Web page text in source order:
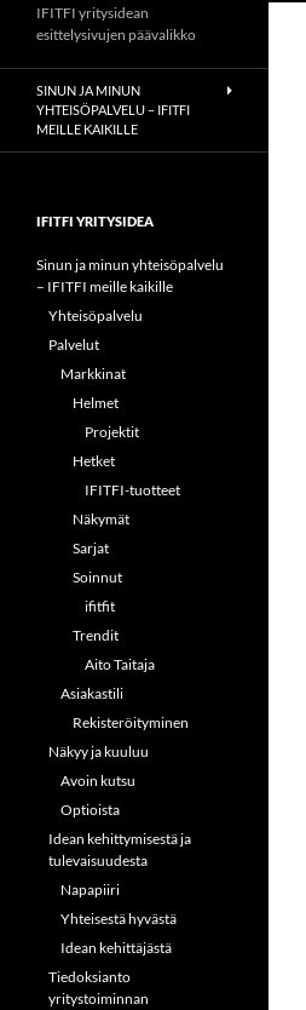
IFITFI yritysidean
esittelysivujen päävalikko
SINUN JA MINUN
YHTEISÖPALVELU – IFITFI
MEILLE KAIKILLE
IFITFI YRITYSIDEA
Sinun ja minun yhteisöpalvelu
– IFITFI meille kaikille
Yhteisöpalvelu
Palvelut
Markkinat
Helmet
Projektit
Hetket
IFITFI-tuotteet
Näkymät
Sarjat
Soinnut
ifitfit
Trendit
Aito Taitaja
Asiakastili
Rekisteröityminen
Näkyy ja kuuluu
Avoin kutsu
Optioista
Idean kehittymisestä ja
tulevaisuudesta
Napapiiri
Yhteisestä hyvästä
Idean kehittäjästä
Tiedoksianto
yritystoiminnan